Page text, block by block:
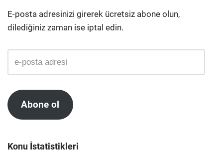
E-posta adresinizi girerek ücretsiz abone olun,
dilediğiniz zaman ise iptal edin.
Abone ol
Konu İstatistikleri